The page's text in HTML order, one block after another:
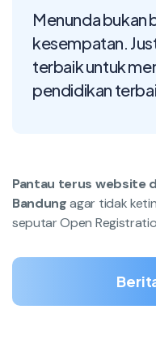
Menunda bukan
kesempatan.
terbaik untuk
pendidikan
Pantau terus website
Bandungagar tidak
seputar Open